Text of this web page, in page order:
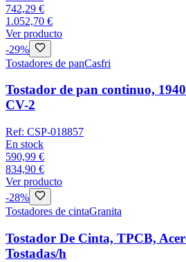
742,29 €
1.052,70 €
Ver producto
-29%
Tostadores de panCasfri
Tostador de pan continuo,
CV-2
Ref: CSP-018857
En stock
590,99 €
834,90 €
Ver producto
-28%
Tostadores de cintaGranita
Tostador De Cinta, TPCB,
Tostadas/h